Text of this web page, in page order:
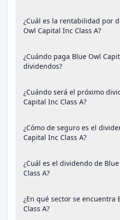
¿Cuál es la rentabilidad por
Owl Capital Inc Class A?
¿Cuándo paga Blue Owl
dividendos?
¿Cuándo será el próximo
Capital Inc Class A?
¿Cómo de seguro es el
Capital Inc Class A?
¿Cuál es el dividendo de
Class A?
¿En qué sector se encuentra
Class A?